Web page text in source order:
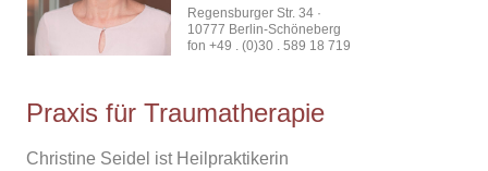
Regensburger Str. 34 ·
10777 Berlin-Schöneberg
fon +49 . (0)30 . 589 18 719
Praxis für Traumatherapie
Christine Seidel ist Heilpraktikerin